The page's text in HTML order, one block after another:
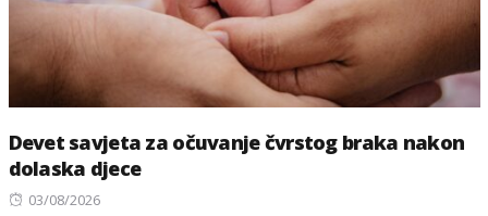
Devet savjeta za očuvanje čvrstog braka nakon
dolaska djece
Posted
03/08/2026